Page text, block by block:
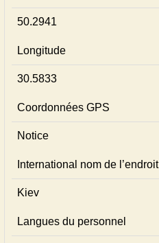
50.2941
Longitude
30.5833
Coordonnées GPS
Notice
International nom de l’endroit
Kiev
Langues du personnel